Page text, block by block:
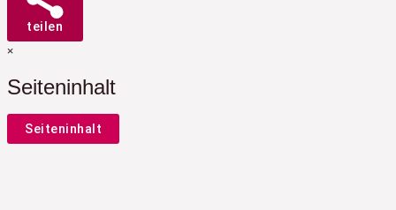
teilen
×
Seiteninhalt
Seiteninhalt